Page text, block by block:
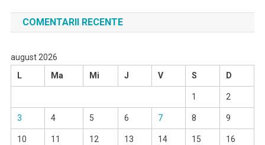
COMENTARII RECENTE
august 2026
L
Ma Mi J V S D
1 2
3 4 5 6 7 8 9
10 11 12 13 14 15 16